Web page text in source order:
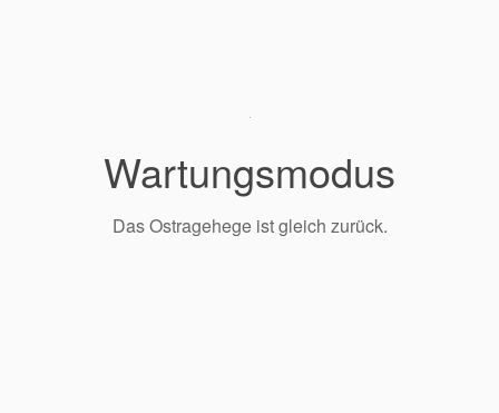
Wartungsmodus
Das Ostragehege ist gleich zurück.